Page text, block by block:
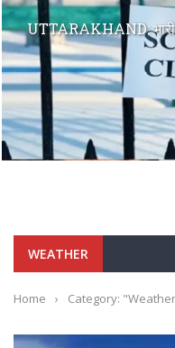
UTTARAKHAND:
WEATHER
Home › Category: